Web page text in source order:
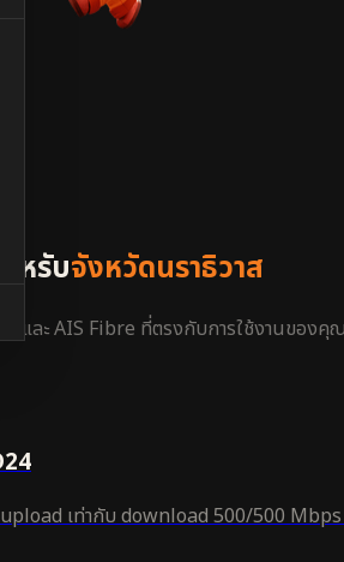
หรับจังหวัดนราธิวาส
และ AIS Fibre ที่ตรงกับการใช้งานขอ
upload เท่ากับ download 500/500